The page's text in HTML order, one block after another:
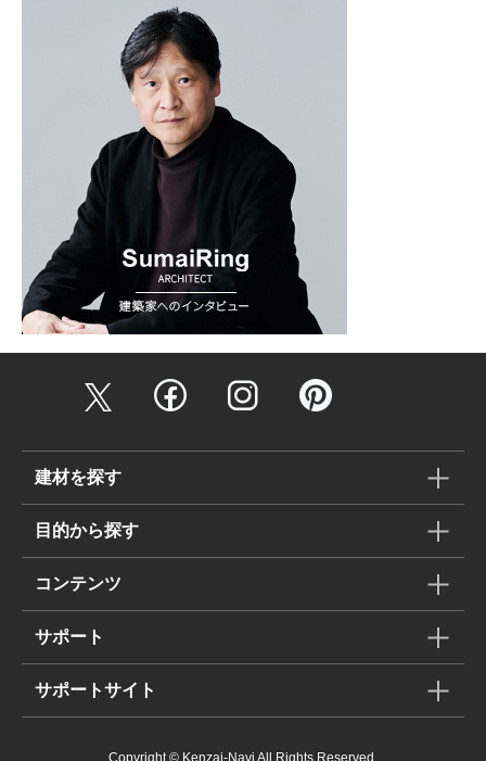
建材を探す
目的から探す
コンテンツ
サポート
サポートサイト
Copyright © Kenzai-Navi All Rights Reserved.